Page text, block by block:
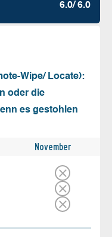
6.0/ 6.0
Wipe/ Locate):
oder die
es gestohlen
November